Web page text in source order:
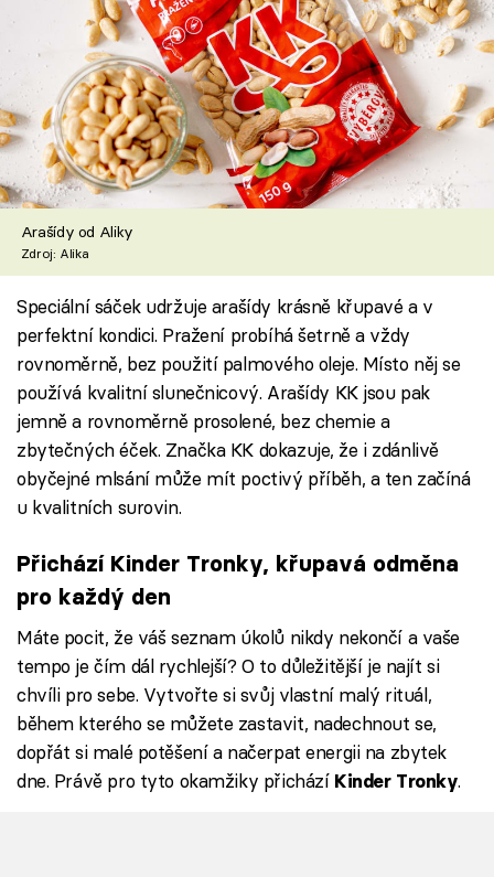
Arašídy od Aliky
Zdroj: Alika
Speciální sáček udržuje arašídy krásně křupavé a v
perfektní kondici. Pražení probíhá šetrně a vždy
rovnoměrně, bez použití palmového oleje. Místo něj se
používá kvalitní slunečnicový. Arašídy KK jsou pak
jemně a rovnoměrně prosolené, bez chemie a
zbytečných éček. Značka KK dokazuje, že i zdánlivě
obyčejné mlsání může mít poctivý příběh, a ten začíná
u kvalitních surovin.
Přichází Kinder Tronky, křupavá odměna
pro každý den
Máte pocit, že váš seznam úkolů nikdy nekončí a vaše
tempo je čím dál rychlejší? O to důležitější je najít si
chvíli pro sebe. Vytvořte si svůj vlastní malý rituál,
během kterého se můžete zastavit, nadechnout se,
dopřát si malé potěšení a načerpat energii na zbytek
dne. Právě pro tyto okamžiky přichází Kinder Tronky.